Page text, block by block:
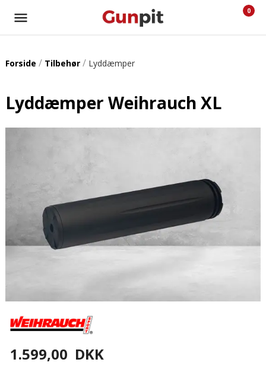
0
Forside / Tilbehør/ Lyddæmper
Lyddæmper Weihrauch XL
1.599,00 DKK